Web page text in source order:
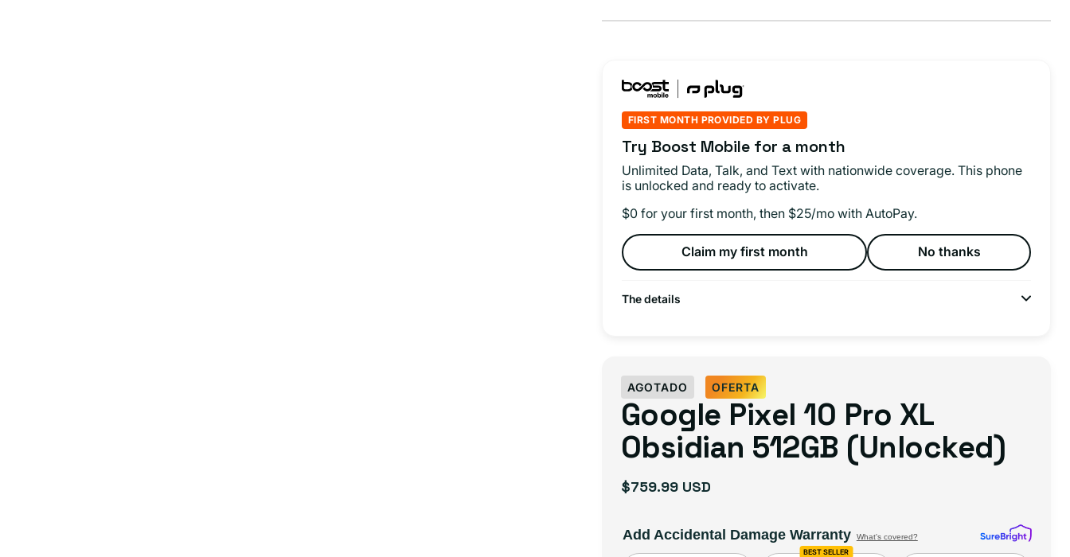
FIRST MONTH PROVIDED BY PLUG
Try Boost Mobile for a month
Unlimited Data, Talk, and Text with nationwide coverage. This phone
is unlocked and ready to activate.
$0 for your first month, then $25/mo with AutoPay.
Claim my first month No thanks
The details
AGOTADO OFERTA
Google Pixel 10 Pro XL
Obsidian 512GB (Unlocked)
Precio
$759.99 USD
Add Accidental Damage Warranty What's covered?
BEST SELLER